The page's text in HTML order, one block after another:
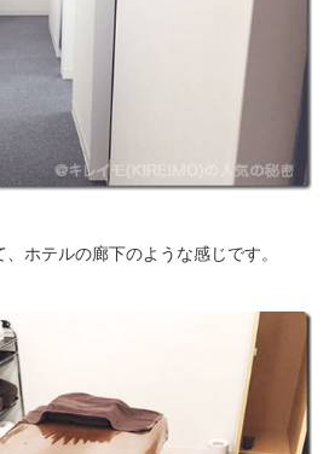
ホテルの廊下のような感じです。